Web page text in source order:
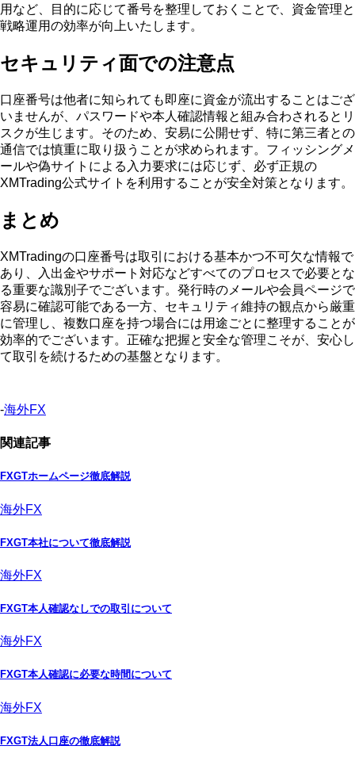
用など、目的に応じて番号を整理しておくことで、資金管理と
戦略運用の効率が向上いたします。
セキュリティ面での注意点
口座番号は他者に知られても即座に資金が流出することはござ
いませんが、パスワードや本人確認情報と組み合わされるとリ
スクが生じます。そのため、安易に公開せず、特に第三者との
通信では慎重に取り扱うことが求められます。フィッシングメ
ールや偽サイトによる入力要求には応じず、必ず正規の
XMTrading公式サイトを利用することが安全対策となります。
まとめ
XMTradingの口座番号は取引における基本かつ不可欠な情報で
あり、入出金やサポート対応などすべてのプロセスで必要とな
る重要な識別子でございます。発行時のメールや会員ページで
容易に確認可能である一方、セキュリティ維持の観点から厳重
に管理し、複数口座を持つ場合には用途ごとに整理することが
効率的でございます。正確な把握と安全な管理こそが、安心し
て取引を続けるための基盤となります。
-海外FX
関連記事
FXGTホームページ徹底解説
海外FX
FXGT本社について徹底解説
海外FX
FXGT本人確認なしでの取引について
海外FX
FXGT本人確認に必要な時間について
海外FX
FXGT法人口座の徹底解説